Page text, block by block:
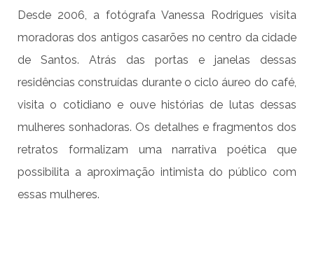
Desde 2006, a fotógrafa Vanessa Rodrigues visita
moradoras dos antigos casarões no centro da cidade
de Santos. Atrás das portas e janelas dessas
residências construídas durante o ciclo áureo do café,
visita o cotidiano e ouve histórias de lutas dessas
mulheres sonhadoras. Os detalhes e fragmentos dos
retratos formalizam uma narrativa poética que
possibilita a aproximação intimista do público com
essas mulheres.